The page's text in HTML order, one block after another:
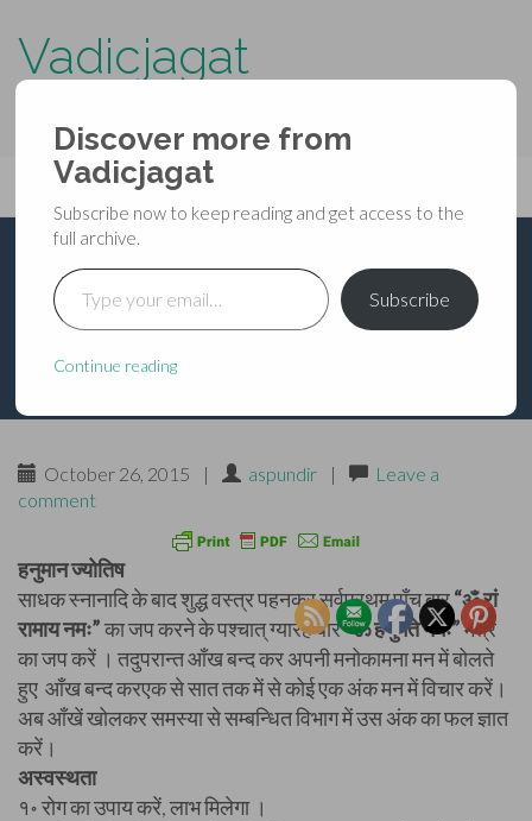
Vadicjagat
Primary
Menu
content
Vadicjagat
हनुमान ज्योतिष
October 26, 2015 | aspundir |
Leave a
comment
हनुमान ज्योतिष
साधक स्नानादि के बाद शुद्ध वस्त्र पहनकर सर्वप्रथम पाँच बार“ॐ रां
रामाय नमः”का जप करने के पश्चात् ग्यारह बार“ॐ हनुमते नमः”मंत्र
का जप करें । तदुपरान्त आँख बन्द कर अपनी मनोकामना मन में बोलते
हुए आँख बन्द करएक से सात तक में से कोई एक अंक मन में विचार करें।
अब आँखें खोलकर समस्या से सम्बन्धित विभाग में उस अंक का फल ज्ञात
करें।
अस्वस्थता
१॰ रोग का उपाय करें, लाभ मिलेगा ।
Discover more from
Vadicjagat
Subscribe now to keep reading and get access to the
full archive.
Type your email…
Subscribe
Continue reading